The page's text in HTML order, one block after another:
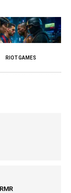
RIOT GAMES